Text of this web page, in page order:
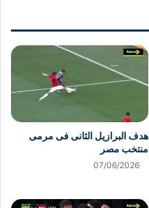
هدف البرازيل الثانى فى مرمى
منتخب مصر
07/06/2026